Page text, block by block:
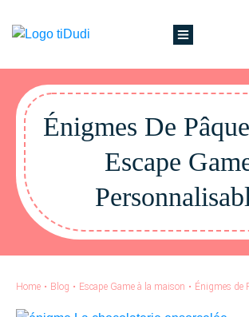
Énigmes De
Escape
Home • Blog • Escape Game à la maison •